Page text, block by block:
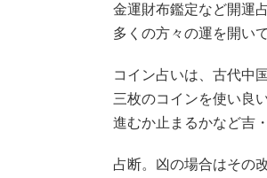
金運財布鑑定など開運
多くの方々の運を開い
コイン占いは、古代中
三枚のコインを使い良
進むか止まるかなど吉
占断。凶の場合はその